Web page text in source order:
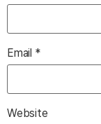
Email *
Website